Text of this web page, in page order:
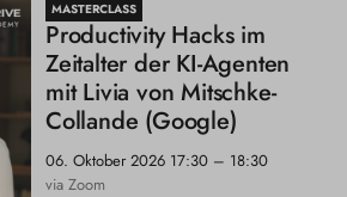
MASTERCLASS
Productivity Hacks im
Zeitalter der KI-Agenten
mit Livia von Mitschke-
Collande (Google)
06. Oktober 2026 17:30 – 18:30
via Zoom